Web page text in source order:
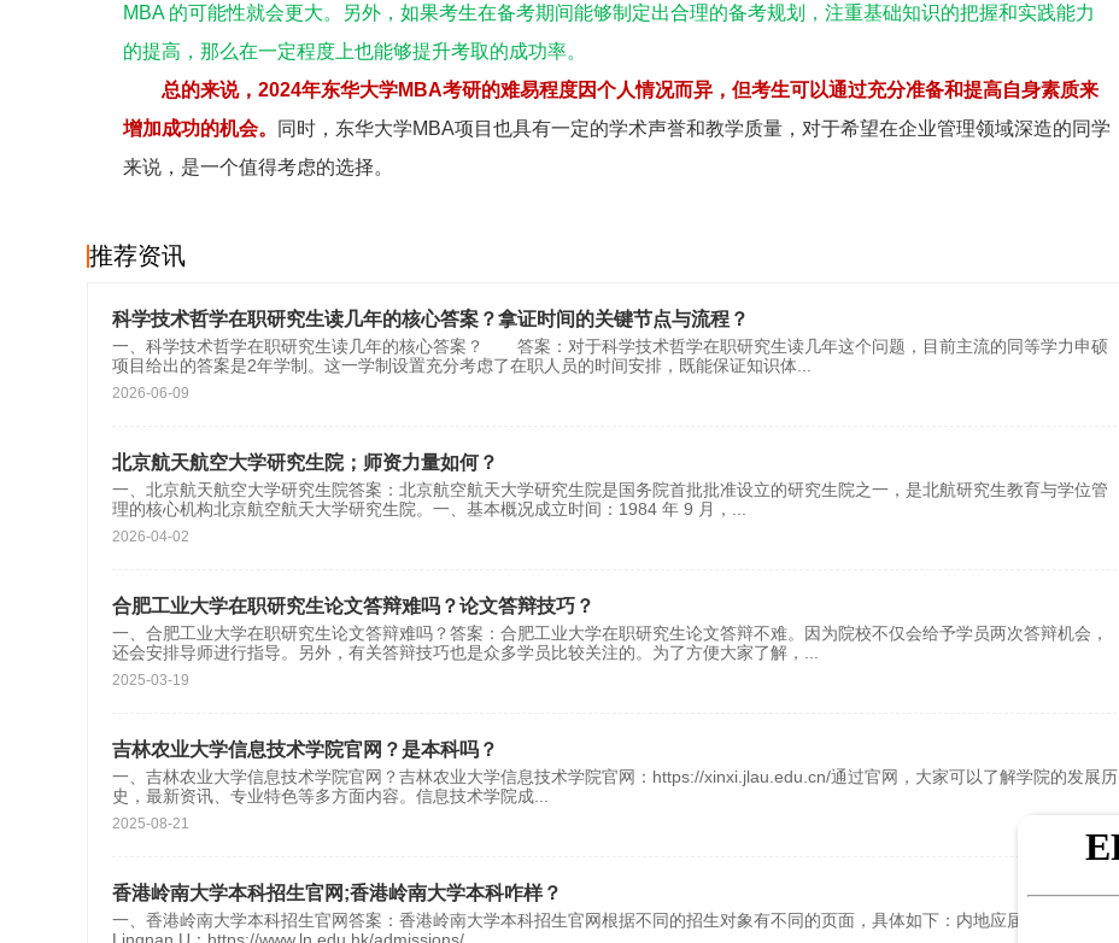
MBA 的可能性就会更大。另外，如果考生在备考期间能够制定出合理的备考规划，注重基础知识的把握和实践能力
的提高，那么在一定程度上也能够提升考取的成功率。
总的来说，2024年东华大学MBA考研的难易程度因个人情况而异，但考生可以通过充分准备和提高自身素质来
增加成功的机会。
同时，东华大学MBA项目也具有一定的学术声誉和教学质量，对于希望在企业管理领域深造的同学
来说，是一个值得考虑的选择。
推荐资讯
科学技术哲学在职研究生读几年的核心答案？拿证时间的关键节点与流程？
一、科学技术哲学在职研究生读几年的核心答案？ 答案：对于科学技术哲学在职研究生读几年这个问题，目前主流的同等学力申硕
项目给出的答案是2年学制。这一学制设置充分考虑了在职人员的时间安排，既能保证知识体
2026-06-09
北京航天航空大学研究生院；师资力量如何？
一、北京航天航空大学研究生院答案：北京航空航天大学研究生院是国务院首批批准设立的研究生院之一，是北航研究生教育与学位管
理的核心机构北京航空航天大学研究生院。一、基本概况成立时间：1984 年 9 月，
2026-04-02
合肥工业大学在职研究生论文答辩难吗？论文答辩技巧？
一、合肥工业大学在职研究生论文答辩难吗？答案：合肥工业大学在职研究生论文答辩不难。因为院校不仅会给予学员两次答辩机会，
还会安排导师进行指导。另外，有关答辩技巧也是众多学员比较关注的。为了方便大家了解，
2025-03-19
吉林农业大学信息技术学院官网？是本科吗？
一、吉林农业大学信息技术学院官网？吉林农业大学信息技术学院官网：https://xinxi.jlau.edu.cn/通过官网，大家可以了解学院的发展历
史，最新资讯、专业特色等多方面内容。信息技术学院成
2025-08-21
香港岭南大学本科招生官网;香港岭南大学本科咋样？
一、香港岭南大学本科招生官网答案：香港岭南大学本科招生官网根据不同的招生对象有不同的页面，具体如下：内地应届高考生